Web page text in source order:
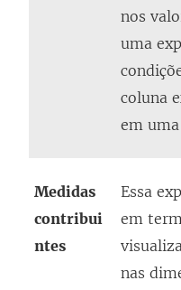
nos
uma
coluna
em
Medidas
contribui
ntes
Essa
em
nas